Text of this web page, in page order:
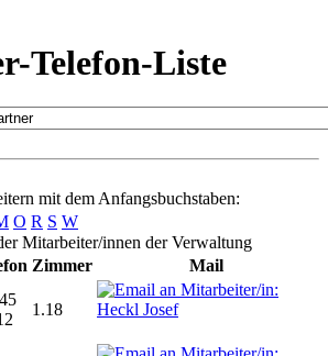
Telefon-Liste
mit dem Anfangsbuchstaben:
O R S W
Mitarbeiter/innen der Verwaltung
Zimmer
Mail
1.18